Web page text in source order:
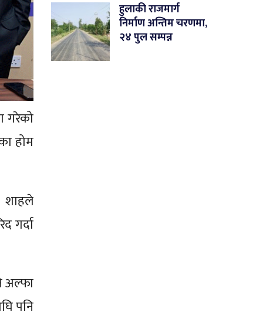
गरेको
होम
शाहले
गर्दा
अल्फा
पनि
हुलाकी राजमार्ग
निर्माण अन्तिम चरणमा,
२४ पुल सम्पन्न